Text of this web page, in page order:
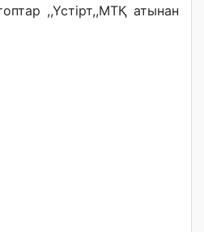
,,Үстірт,,МТҚ атынан